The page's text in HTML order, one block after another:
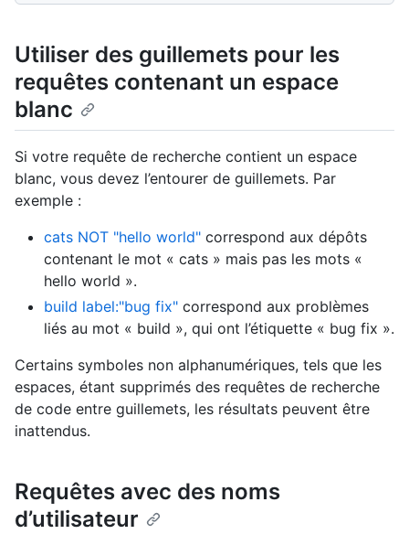
Utiliser des guillemets pour les
requêtes contenant un espace
blanc
Si votre requête de recherche contient un espace
blanc, vous devez l’entourer de guillemets. Par
exemple :
cats NOT "hello world" correspond aux dépôts
contenant le mot « cats » mais pas les mots «
hello world ».
build label:"bug fix" correspond aux problèmes
liés au mot « build », qui ont l’étiquette « bug fix ».
Certains symboles non alphanumériques, tels que les
espaces, étant supprimés des requêtes de recherche
de code entre guillemets, les résultats peuvent être
inattendus.
Requêtes avec des noms
d’utilisateur